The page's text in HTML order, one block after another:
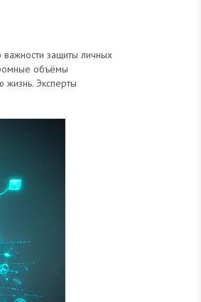
защиты личных
объёмы
жизнь. Эксперты